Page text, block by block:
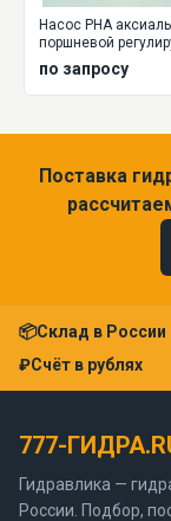
Насос РНА
поршневой
по запросу
Поставка
📦Склад в России
₽Счёт в рублях
777-
Гидравлика —
России. Подбор,